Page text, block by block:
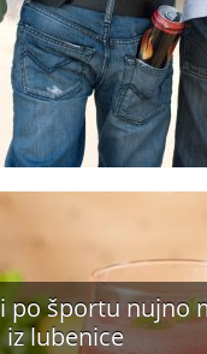
po športu nujno
lubenice